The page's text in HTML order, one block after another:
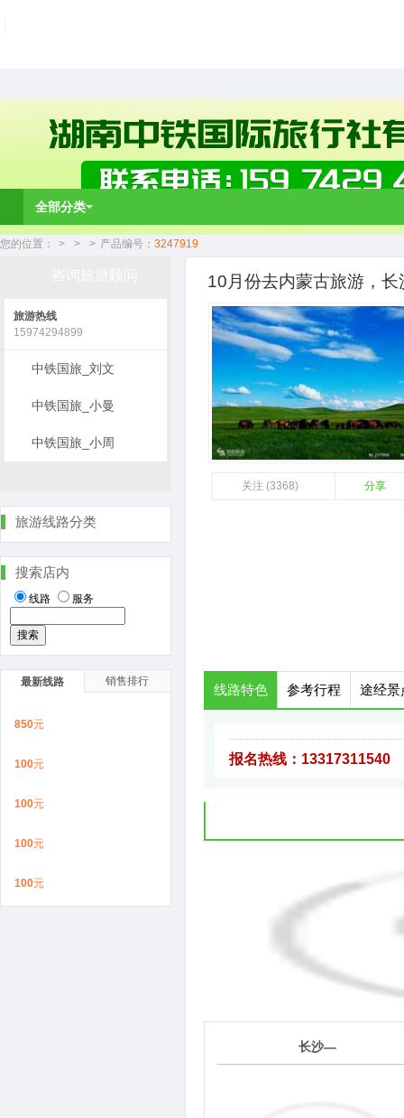
全部分类
您的位置： > > > 产品编号： 3247919
10月份去内蒙古旅游，
关注 (3368) 分享
线路特色 参考行程 途经景
报名热线：13317311540
长沙—
旅游热线
15974294899
中铁国旅_刘文
中铁国旅_小曼
中铁国旅_小周
旅游线路分类
搜索店内
线路 服务
最新线路 销售排行
850元
100元
100元
100元
100元